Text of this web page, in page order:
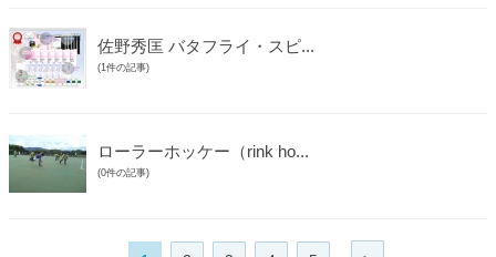
佐野秀匡 バタフライ・スピ...
(1件の記事)
ローラーホッケー（rink ho...
(0件の記事)